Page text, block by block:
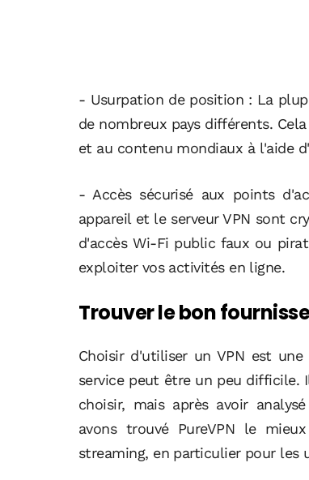
- Usurpation de position : La
de nombreux pays différents.
et au contenu mondiaux à l'aide
- Accès sécurisé aux points
appareil et le serveur VPN sont
d'accès Wi-Fi public faux ou
exploiter vos activités en ligne.
Trouver le bon
Choisir d'utiliser un VPN est
service peut être un peu difficile.
choisir, mais après avoir
avons trouvé PureVPN le
streaming, en particulier pour les